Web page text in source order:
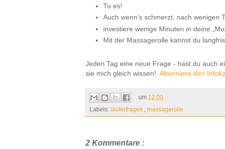
Tu es!
Auch wenn’s schmerzt, nach
investiere wenige Minuten in deine
Mit der Massagerolle kannst du
Jeden Tag eine neue Frage - hast du auch
sie mich gleich wissen! Abonniere den
um 12:00
Labels: läuferfragen massagerolle
2 Kommentare :